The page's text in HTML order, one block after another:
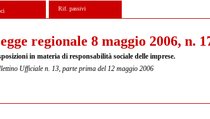
Rif. passivi
regionale 8 maggio 2006, n.
in materia di responsabilità sociale delle imprese.
Ufficiale n. 13, parte prima del 12 maggio 2006